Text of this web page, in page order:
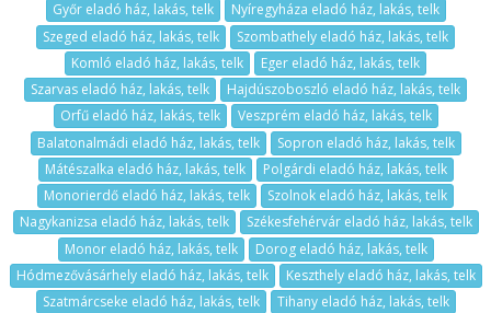
Győr eladó ház, lakás, telk
Nyíregyháza eladó ház, lakás, telk
Szeged eladó ház, lakás, telk
Szombathely eladó ház, lakás, telk
Komló eladó ház, lakás, telk
Eger eladó ház, lakás, telk
Szarvas eladó ház, lakás, telk
Hajdúszoboszló eladó ház, lakás, telk
Orfű eladó ház, lakás, telk
Veszprém eladó ház, lakás, telk
Balatonalmádi eladó ház, lakás, telk
Sopron eladó ház, lakás, telk
Mátészalka eladó ház, lakás, telk
Polgárdi eladó ház, lakás, telk
Monorierdő eladó ház, lakás, telk
Szolnok eladó ház, lakás, telk
Nagykanizsa eladó ház, lakás, telk
Székesfehérvár eladó ház, lakás, telk
Monor eladó ház, lakás, telk
Dorog eladó ház, lakás, telk
Hódmezővásárhely eladó ház, lakás, telk
Keszthely eladó ház, lakás, telk
Szatmárcseke eladó ház, lakás, telk
Tihany eladó ház, lakás, telk